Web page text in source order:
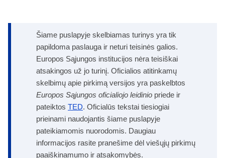
Šiame puslapyje skelbiamas turinys yra tik
papildoma paslauga ir neturi teisinės galios.
Europos Sąjungos institucijos nėra teisiškai
atsakingos už jo turinį. Oficialios atitinkamų
skelbimų apie pirkimą versijos yra paskelbtos
Europos Sąjungos oficialiojo leidinio priede ir
pateiktos TED. Oficialūs tekstai tiesiogiai
prieinami naudojantis šiame puslapyje
pateikiamomis nuorodomis. Daugiau
informacijos rasite pranešime dėl viešųjų pirkimų
paaiškinamumo ir atsakomybės.